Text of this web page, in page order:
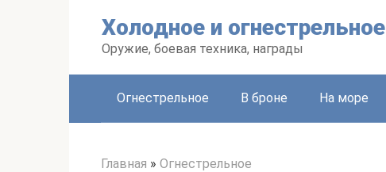
Холодное и огнестрельное
Оружие, боевая техника, награды
Огнестрельное В броне На море
Главная » Огнестрельное